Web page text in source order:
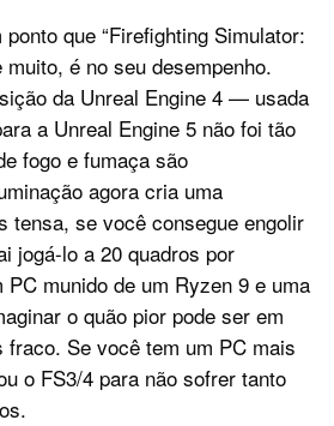
que “Firefighting Simulator:
muito, é no seu desempenho.
da Unreal Engine 4 — usada
a Unreal Engine 5 não foi tão
fogo e fumaça são
agora cria uma
tensa, se você consegue engolir
jogá-lo a 20 quadros por
munido de um Ryzen 9 e uma
o quão pior pode ser em
fraco. Se você tem um PC mais
o FS3/4 para não sofrer tanto